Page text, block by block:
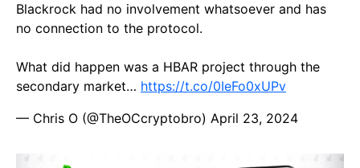
Blackrock had no involvement whatsoever and has
no connection to the protocol.
What did happen was a HBAR project through the
secondary market… https://t.co/0IeFo0xUPv
— Chris O (@TheOCcryptobro) April 23, 2024